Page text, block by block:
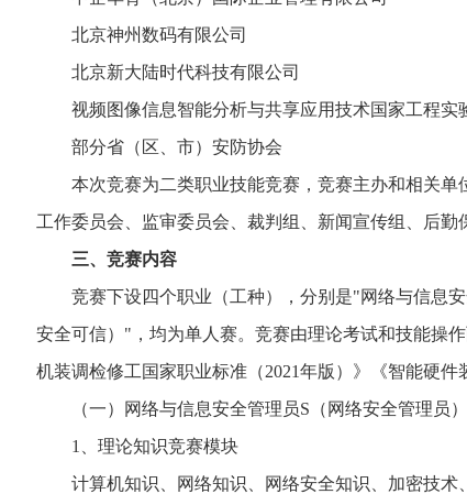
北京神州数码有限公司
北京新大陆时代科技有限公司
视频图像信息智能分析与共享应用技术国家工程实
部分省（区、市）安防协会
本次竞赛为二类职业技能竞赛，竞赛主办和相关单
工作委员会、监审委员会、裁判组、新闻宣传组、后
三、竞赛内容
竞赛下设四个职业（工种），分别是"网络与信息安
安全可信）"，均为单人赛。竞赛由理论考试和技能操
机装调检修工国家职业标准（2021年版）》《智能硬
（一）网络与信息安全管理员S（网络安全管理员
1、理论知识竞赛模块
计算机知识、网络知识、网络安全知识、加密技术